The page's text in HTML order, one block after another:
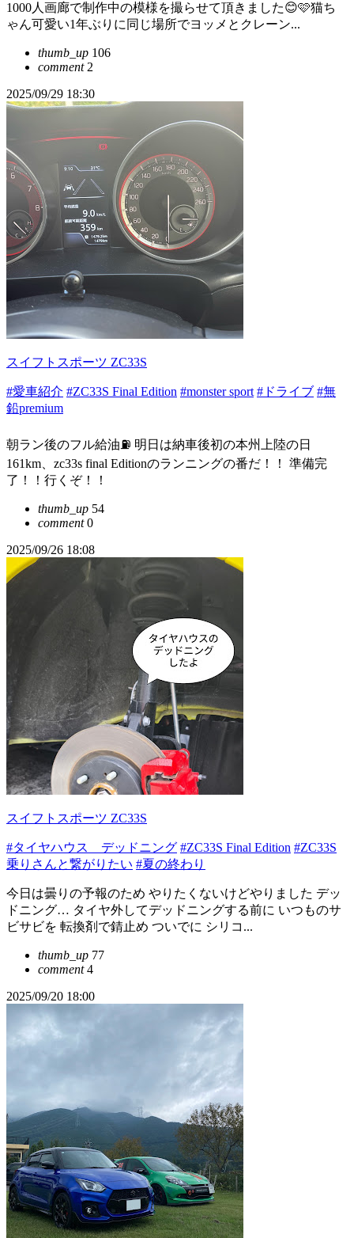
1000人画廊で制作中の模様を撮らせて頂きました😊🩷猫ち
ゃん可愛い1年ぶりに同じ場所でヨッメとクレーン...
thumb_up 106
comment2
2025/09/29 18:30
スイフトスポーツ ZC33S
#愛車紹介 #ZC33S Final Edition #monster sport #ドライブ #無
鉛premium
朝ラン後のフル給油⛽️ 明日は納車後初の本州上陸の日
161km、zc33s final Editionのランニングの番だ！！ 準備完
了！！行くぞ！！
thumb_up 54
comment0
2025/09/26 18:08
スイフトスポーツ ZC33S
#タイヤハウス デッドニング #ZC33S Final Edition #ZC33S
乗りさんと繋がりたい #夏の終わり
今日は曇りの予報のため やりたくないけどやりました デッ
ドニング… タイヤ外してデッドニングする前に いつものサ
ビサビを 転換剤で錆止め ついでに シリコ...
thumb_up 77
comment4
2025/09/20 18:00